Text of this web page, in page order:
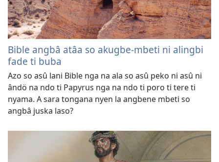
Bible angbâ atâa so akugbe-mbeti ni alingbi
fade ti buba
Azo so asû lani Bible nga na ala so asû peko ni asû ni
ândö na ndo ti Papyrus nga na ndo ti poro ti tere ti
nyama. A sara tongana nyen la angbene mbeti so
angbâ juska laso?